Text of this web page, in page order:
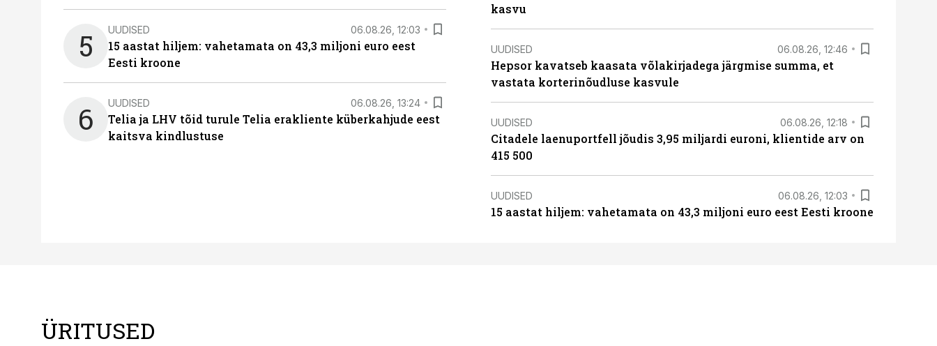
5 UUDISED 06.08.26, 12:03
15 aastat hiljem: vahetamata on 43,3 miljoni euro eest
Eesti kroone
6 UUDISED 06.08.26, 13:24
Telia ja LHV tõid turule Telia erakliente küberkahjude eest
kaitsva kindlustuse
kasvu
UUDISED 06.08.26, 12:46
Hepsor kavatseb kaasata võlakirjadega järgmise summa, et
vastata korterinõudluse kasvule
UUDISED 06.08.26, 12:18
Citadele laenuportfell jõudis 3,95 miljardi euroni, klientide arv on
415 500
UUDISED 06.08.26, 12:03
15 aastat hiljem: vahetamata on 43,3 miljoni euro eest Eesti kroone
ÜRITUSED